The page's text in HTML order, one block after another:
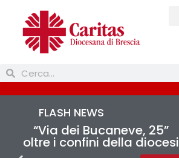
FLASH NEWS
“Via dei Bucaneve, 25”
oltre i confini della diocesi